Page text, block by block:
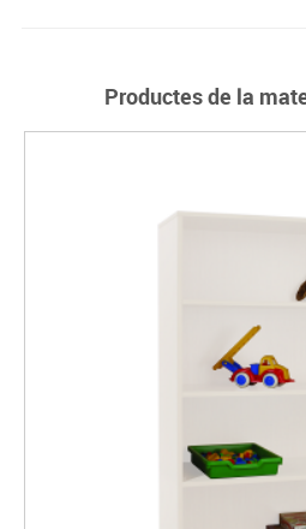
Productes de la